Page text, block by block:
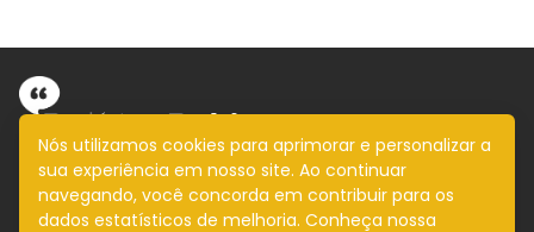
Informação com imparcialidade
SIGA
Nós utilizamos cookies para aprimorar e personalizar a
sua experiência em nosso site. Ao continuar
navegando, você concorda em contribuir para os
dados estatísticos de melhoria. Conheça nossa